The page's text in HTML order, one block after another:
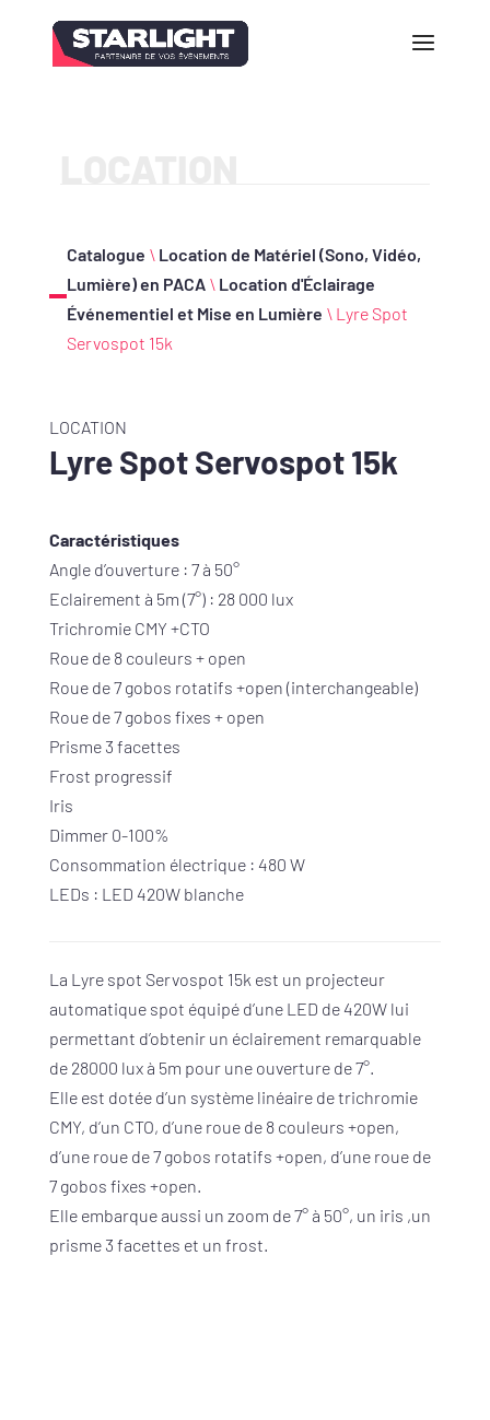
Catalogue \ Location de Matériel (Sono, Vidéo,
Lumière) en PACA \ Location d'Éclairage
Événementiel et Mise en Lumière \ Lyre Spot
Servospot 15k
LOCATION
Lyre Spot Servospot 15k
Caractéristiques
Angle d’ouverture : 7 à 50°
Eclairement à 5m (7°) : 28 000 lux
Trichromie CMY +CTO
Roue de 8 couleurs + open
Roue de 7 gobos rotatifs +open (interchangeable)
Roue de 7 gobos fixes + open
Prisme 3 facettes
Frost progressif
Iris
Dimmer 0-100%
Consommation électrique : 480 W
LEDs : LED 420W blanche
La Lyre spot Servospot 15k est un projecteur
automatique spot équipé d’une LED de 420W lui
permettant d’obtenir un éclairement remarquable
de 28000 lux à 5m pour une ouverture de 7°.
Elle est dotée d’un système linéaire de trichromie
CMY, d’un CTO, d’une roue de 8 couleurs +open,
d’une roue de 7 gobos rotatifs +open, d’une roue de
7 gobos fixes +open.
Elle embarque aussi un zoom de 7° à 50°, un iris ,un
prisme 3 facettes et un frost.